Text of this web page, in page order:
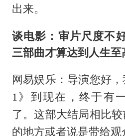
出来。
谈电影：审片尺度不
三部曲才算达到人生至
网易娱乐：导演您好
1》到现在，终于有
了。这部大结局相比
的地方或者说是带给观